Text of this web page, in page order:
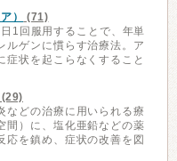
）
(71)
1回服用することで、年単
ルゲンに慣らす治療法。ア
症状を起こらなくすること
(29)
などの治療に用いられる療
間）に、塩化亜鉛などの薬
を鎮め、症状の改善を図